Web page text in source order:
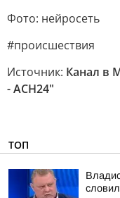
Фото: нейросеть
#происшествия
Источник: Канал в
- АСН24"
ТОП